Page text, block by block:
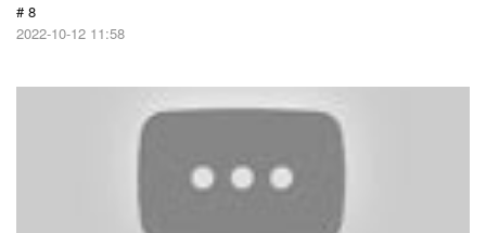
# 8
2022-10-12 11:58